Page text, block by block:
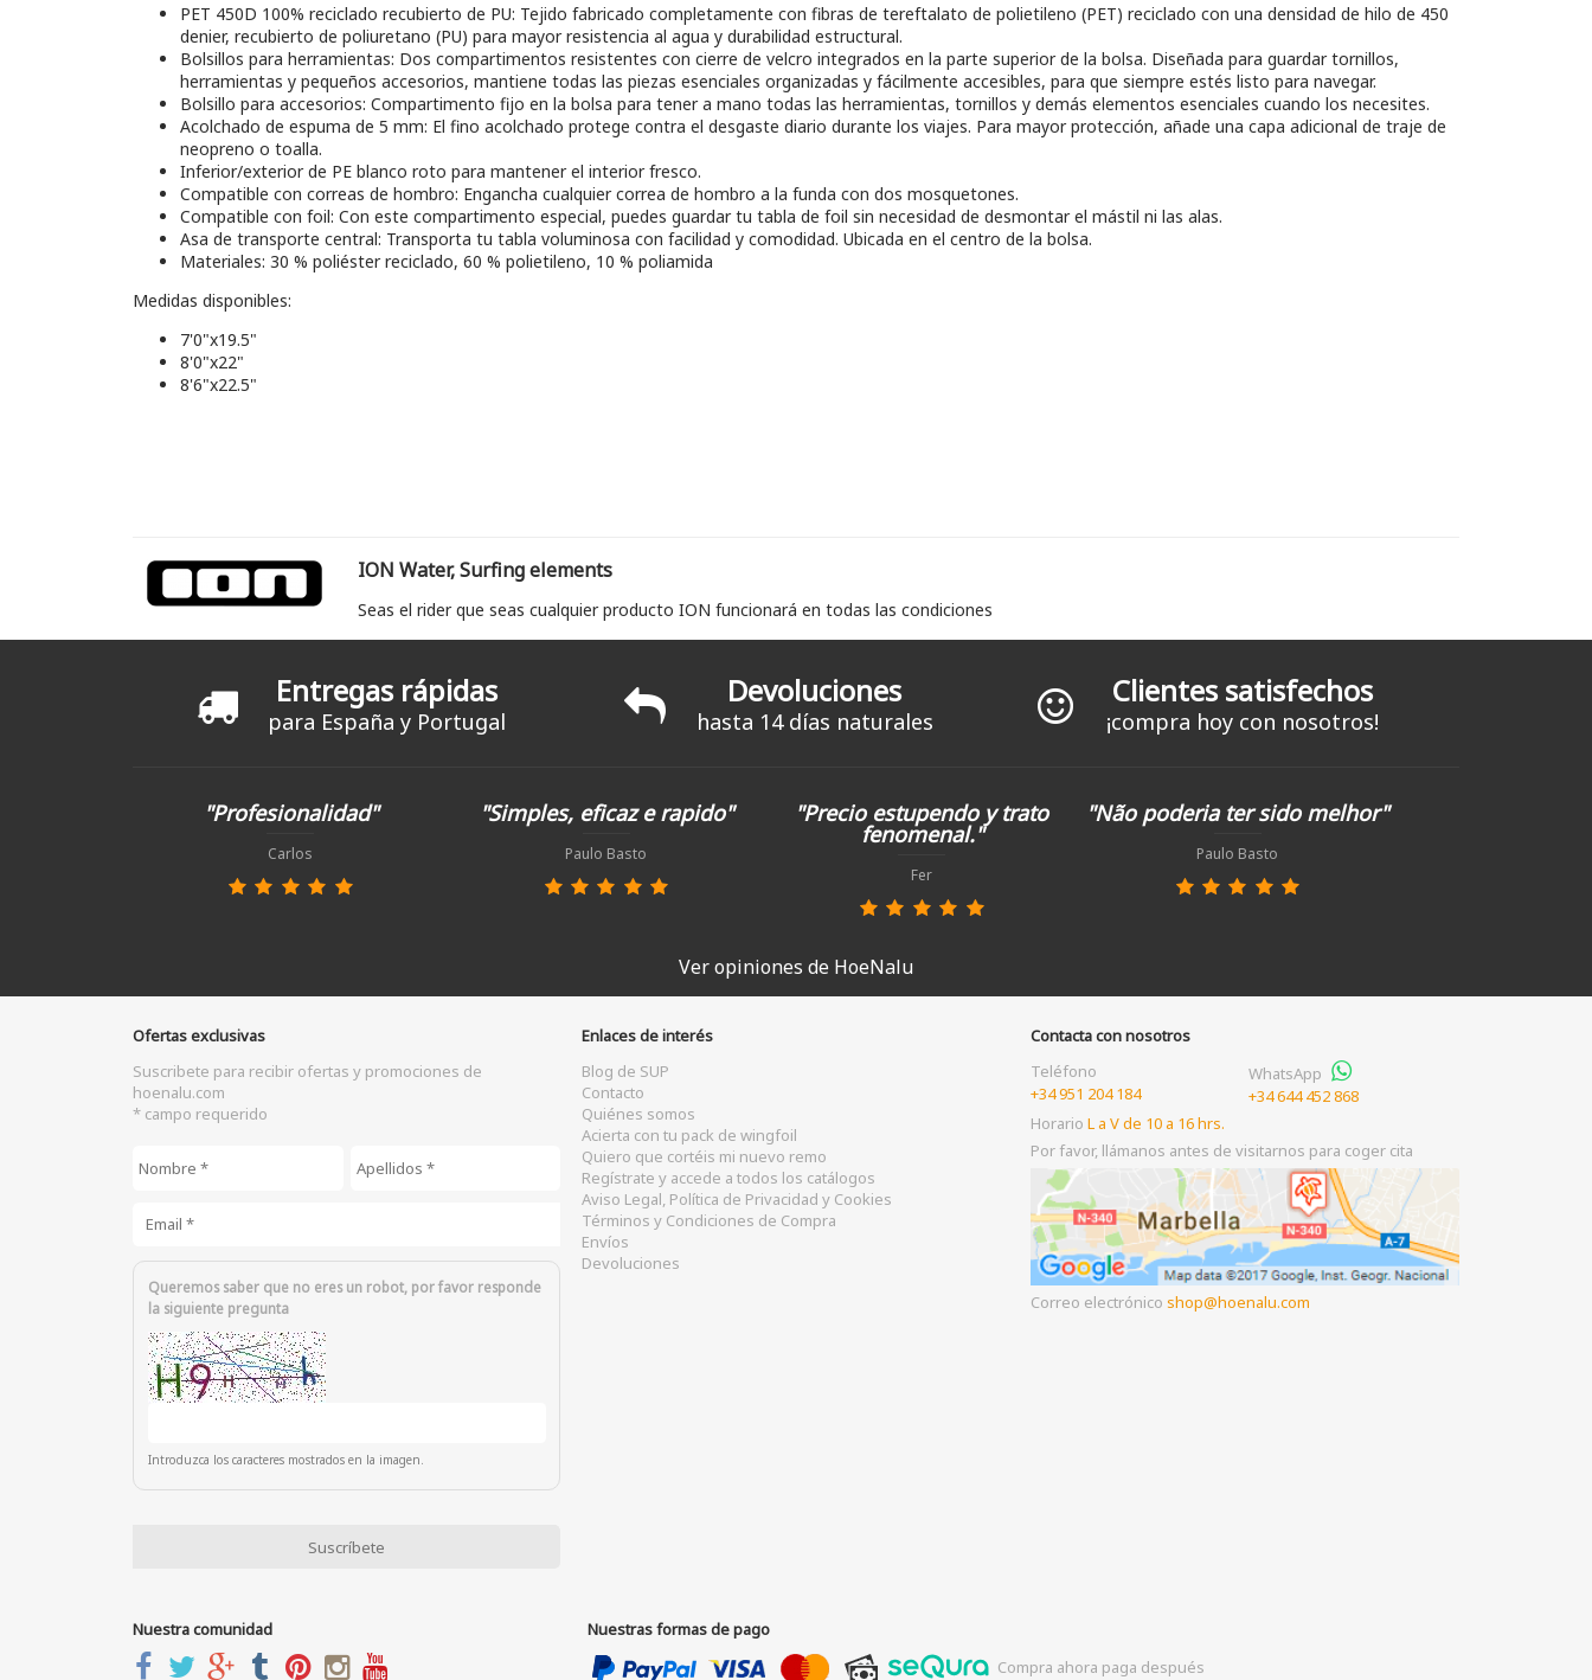
PET 450D 100% reciclado recubierto de PU: Tejido fabricado completamente con fibras de tereftalato de polietileno (PET) reciclado con una densidad de hilo de 450
denier, recubierto de poliuretano (PU) para mayor resistencia al agua y durabilidad estructural.
Bolsillos para herramientas: Dos compartimentos resistentes con cierre de velcro integrados en la parte superior de la bolsa. Diseñada para guardar tornillos,
herramientas y pequeños accesorios, mantiene todas las piezas esenciales organizadas y fácilmente accesibles, para que siempre estés listo para navegar.
Bolsillo para accesorios: Compartimento fijo en la bolsa para tener a mano todas las herramientas, tornillos y demás elementos esenciales cuando los necesites.
Acolchado de espuma de 5 mm: El fino acolchado protege contra el desgaste diario durante los viajes. Para mayor protección, añade una capa adicional de traje de
neopreno o toalla.
Inferior/exterior de PE blanco roto para mantener el interior fresco.
Compatible con correas de hombro: Engancha cualquier correa de hombro a la funda con dos mosquetones.
Compatible con foil: Con este compartimento especial, puedes guardar tu tabla de foil sin necesidad de desmontar el mástil ni las alas.
Asa de transporte central: Transporta tu tabla voluminosa con facilidad y comodidad. Ubicada en el centro de la bolsa.
Materiales: 30 % poliéster reciclado, 60 % polietileno, 10 % poliamida
Medidas disponibles:
7'0"x19.5"
8'0"x22"
8'6"x22.5"
ION Water, Surfing elements
Seas el rider que seas cualquier producto ION funcionará en todas las condiciones
Entregas rápidas
para España y Portugal
Devoluciones
hasta 14 días naturales
Clientes satisfechos
¡compra hoy con nosotros!
"Profesionalidad"
Carlos
"Simples, eficaz e rapido"
Paulo Basto
"Precio estupendo y trato
fenomenal."
Fer
"Não poderia ter sido melhor"
Paulo Basto
Ver opiniones de HoeNalu
Ofertas exclusivas
Suscribete para recibir ofertas y promociones de
hoenalu.com
* campo requerido
*
Queremos saber que no eres un robot, por favor responde
la siguiente pregunta
Introduzca los caracteres mostrados en la imagen.
Enlaces de interés
Blog de SUP
Contacto
Quiénes somos
Acierta con tu pack de wingfoil
Quiero que cortéis mi nuevo remo
Regístrate y accede a todos los catálogos
Aviso Legal, Política de Privacidad y Cookies
Términos y Condiciones de Compra
Envíos
Devoluciones
Contacta con nosotros
Teléfono
+34 951 204 184
WhatsApp
+34 644 452 868
HorarioL a V de 10 a 16 hrs.
Por favor, llámanos antes de visitarnos para coger cita
Correo electrónicoshop hoenalu.com
Nuestra comunidad
Nuestras formas de pago
Compra ahora paga después